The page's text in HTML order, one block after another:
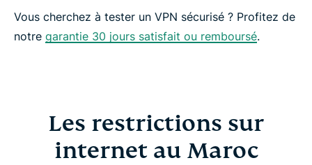
Vous cherchez à tester un VPN sécurisé ? Profitez de
notre garantie 30 jours satisfait ou remboursé.
Les restrictions sur
internet au Maroc